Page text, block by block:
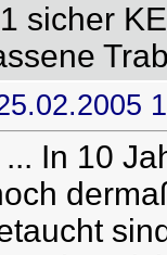
sicher
In 10